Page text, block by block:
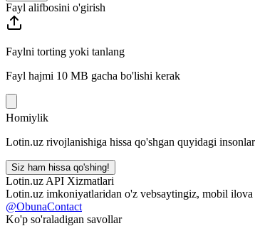
Fayl alifbosini o'girish
Faylni torting yoki tanlang
Fayl hajmi 10 MB gacha bo'lishi kerak
Homiylik
Lotin.uz rivojlanishiga hissa qo'shgan quyidagi
Siz ham hissa qo'shing!
Lotin.uz API Xizmatlari
Lotin.uz imkoniyatlaridan o'z vebsaytingiz, mobil
@ObunaContact
Ko'p so'raladigan savollar